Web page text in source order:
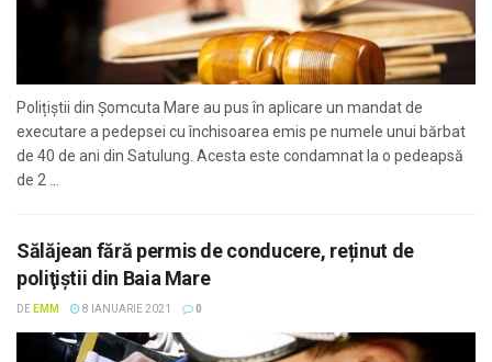
Polițiștii din Şomcuta Mare au pus în aplicare un mandat de
executare a pedepsei cu închisoarea emis pe numele unui bărbat
de 40 de ani din Satulung. Acesta este condamnat la o pedeapsă
de 2 ...
Sălăjean fără permis de conducere, reținut de
poliţiştii din Baia Mare
DE EMM 8 IANUARIE 2021 0